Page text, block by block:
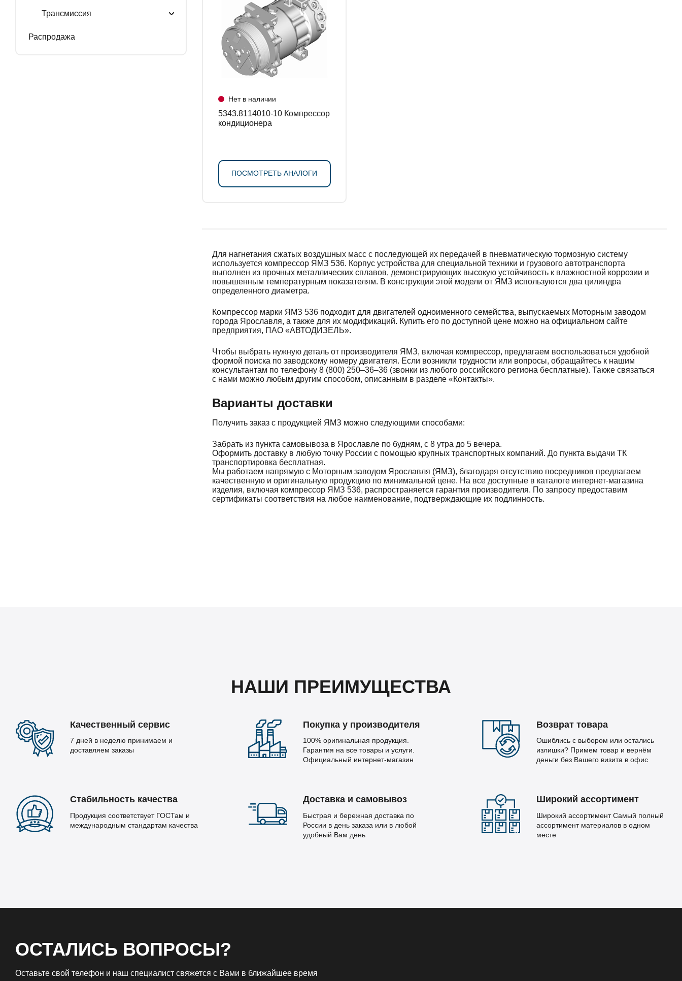
Трансмиссия
Распродажа
Нет в наличии
5343.8114010-10 Компрессор
кондиционера
ПОСМОТРЕТЬ АНАЛОГИ
Для нагнетания сжатых воздушных масс с последующей их передачей в пневматическую тормозную систему
используется компрессор ЯМЗ 536. Корпус устройства для специальной техники и грузового автотранспорта
выполнен из прочных металлических сплавов, демонстрирующих высокую устойчивость к влажностной коррозии и
повышенным температурным показателям. В конструкции этой модели от ЯМЗ используются два цилиндра
определенного диаметра.
Компрессор марки ЯМЗ 536 подходит для двигателей одноименного семейства, выпускаемых Моторным заводом
города Ярославля, а также для их модификаций. Купить его по доступной цене можно на официальном сайте
предприятия, ПАО «АВТОДИЗЕЛЬ».
Чтобы выбрать нужную деталь от производителя ЯМЗ, включая компрессор, предлагаем воспользоваться удобной
формой поиска по заводскому номеру двигателя. Если возникли трудности или вопросы, обращайтесь к нашим
консультантам по телефону 8 (800) 250–36–36 (звонки из любого российского региона бесплатные). Также связаться
с нами можно любым другим способом, описанным в разделе «Контакты».
Варианты доставки
Получить заказ с продукцией ЯМЗ можно следующими способами:
Забрать из пункта самовывоза в Ярославле по будням, с 8 утра до 5 вечера.
Оформить доставку в любую точку России с помощью крупных транспортных компаний. До пункта выдачи ТК
транспортировка бесплатная.
Мы работаем напрямую с Моторным заводом Ярославля (ЯМЗ), благодаря отсутствию посредников предлагаем
качественную и оригинальную продукцию по минимальной цене. На все доступные в каталоге интернет-магазина
изделия, включая компрессор ЯМЗ 536, распространяется гарантия производителя. По запросу предоставим
сертификаты соответствия на любое наименование, подтверждающие их подлинность.
НАШИ ПРЕИМУЩЕСТВА
Качественный сервис
7 дней в неделю принимаем и
доставляем заказы
Покупка у производителя
100% оригинальная продукция.
Гарантия на все товары и услуги.
Официальный интернет-магазин
Возврат товара
Ошиблись с выбором или остались
излишки? Примем товар и вернём
деньги без Вашего визита в офис
Стабильность качества
Продукция соответствует ГОСТам и
международным стандартам качества
Доставка и самовывоз
Быстрая и бережная доставка по
России в день заказа или в любой
удобный Вам день
Широкий ассортимент
Широкий ассортимент Самый полный
ассортимент материалов в одном
месте
ОСТАЛИСЬ ВОПРОСЫ?
Оставьте свой телефон и наш специалист свяжется с Вами в ближайшее время